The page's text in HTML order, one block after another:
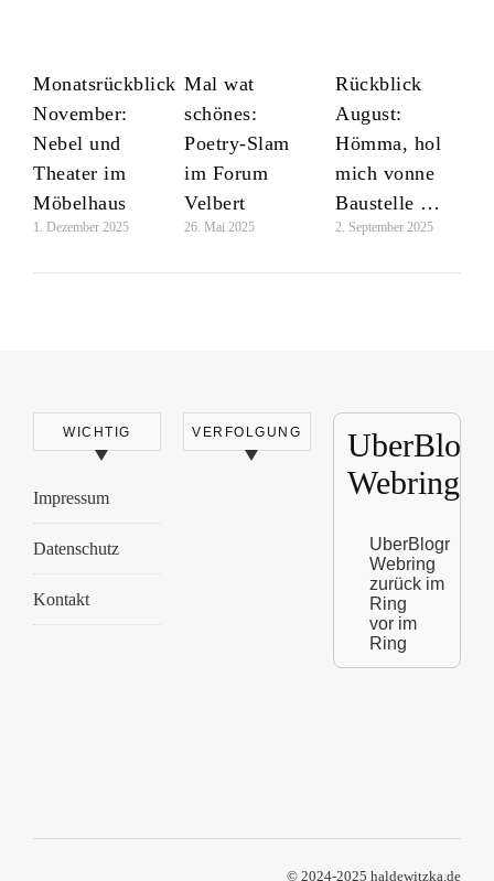
Monatsrückblick
November:
Nebel und
Theater im
Möbelhaus
1. Dezember 2025
Mal wat
schönes:
Poetry-Slam
im Forum
Velbert
26. Mai 2025
Rückblick
August:
Hömma, hol
mich vonne
Baustelle …
2. September 2025
WICHTIG
Impressum
Datenschutz
Kontakt
VERFOLGUNG
UberBlogr
Webring
UberBlogr
Webring
zurück im
Ring
vor im
Ring
© 2024-2025 haldewitzka.de